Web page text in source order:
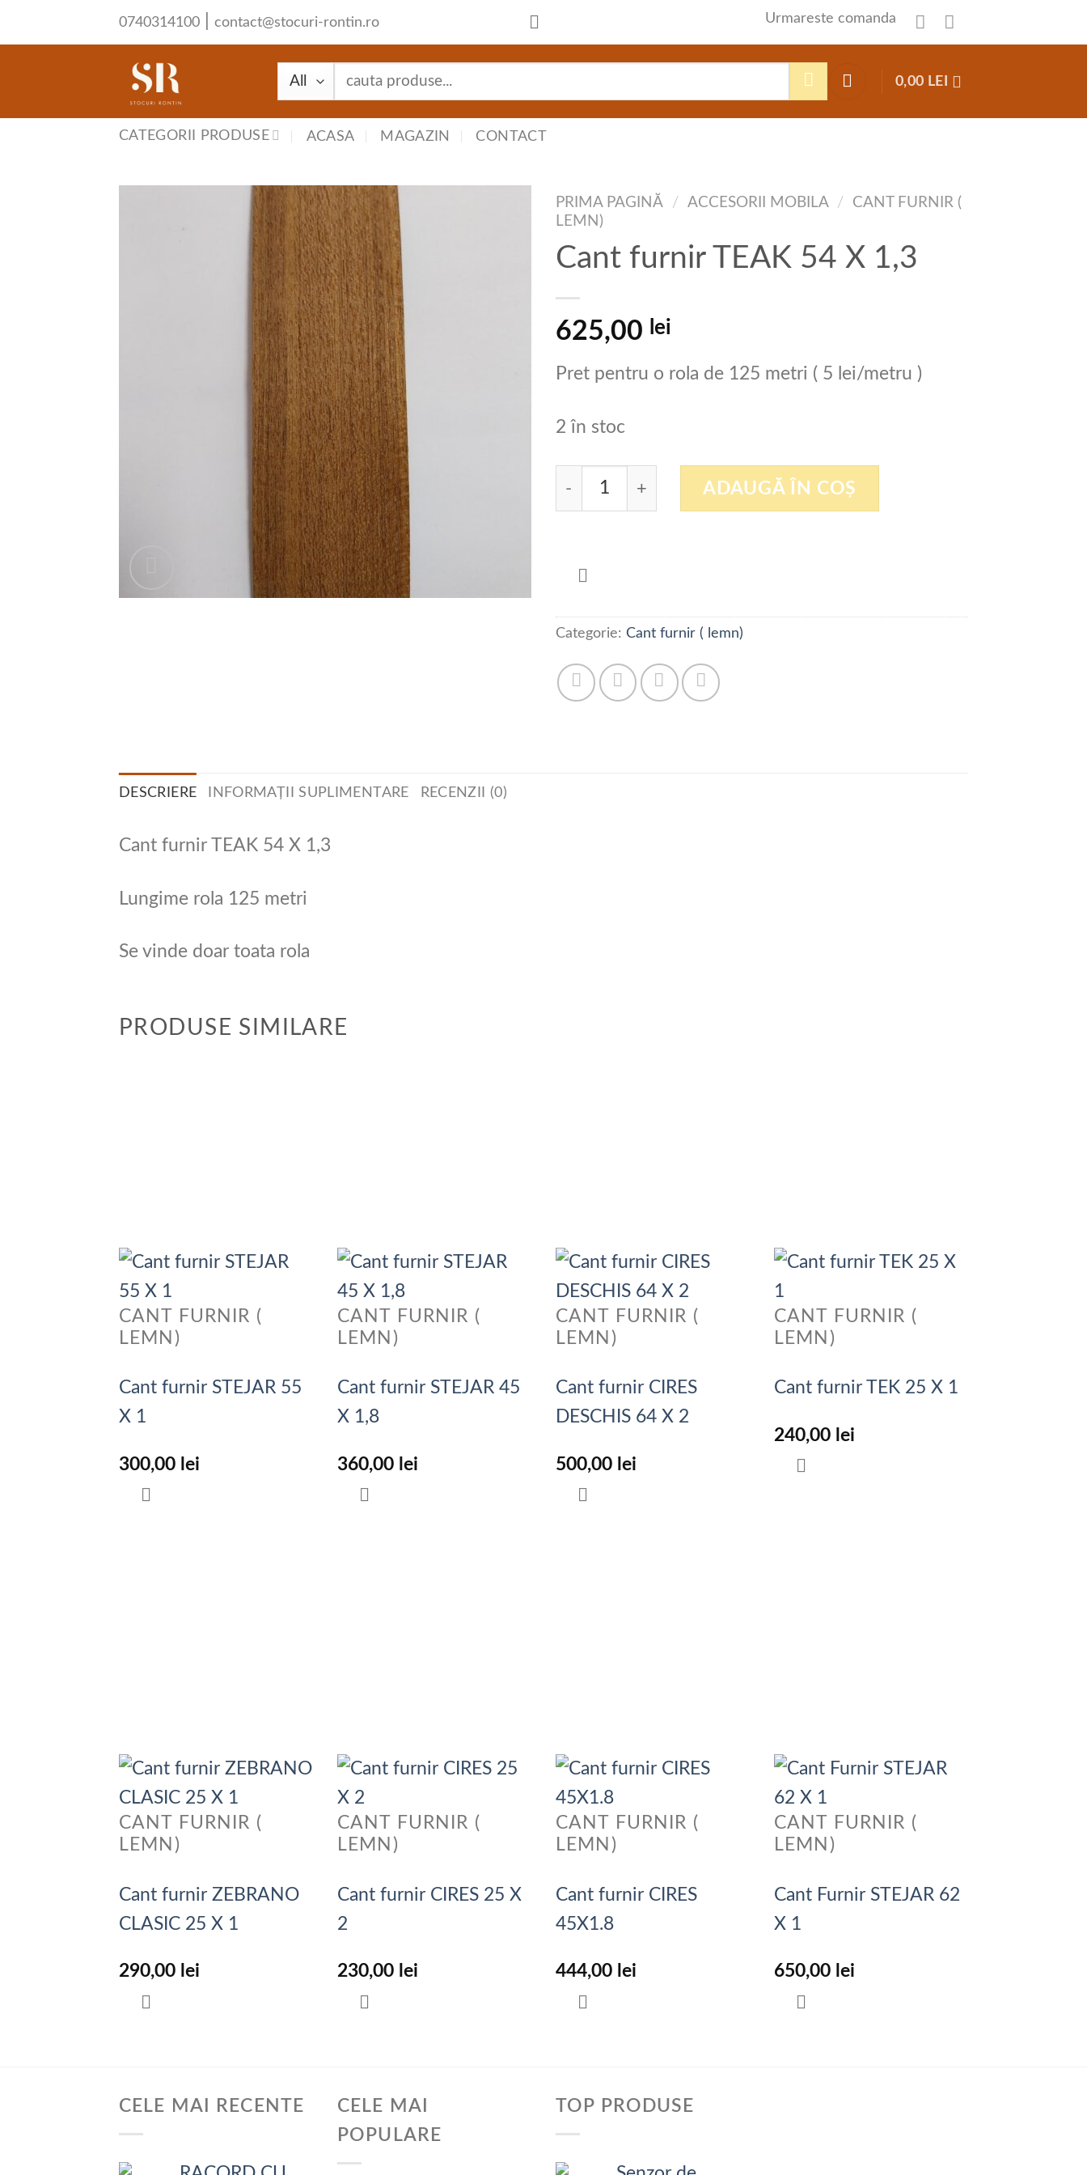
to
0740314100 contact@stocuri-rontin.ro Urmareste comanda
0,00 LEI
CATEGORII PRODUSE ACASA MAGAZIN CONTACT
PRIMA PAGINĂ / ACCESORII MOBILA /
CANT FURNIR (
LEMN)
Cant furnir TEAK 54 X 1,3
625,00 lei
Pret pentru o rola de 125 metri ( 5 lei/metru )
2 în stoc
Cantitate Cant furnir TEAK 54 X 1,3
ADAUGĂ ÎN COȘ
Categorie: Cant furnir ( lemn)
DESCRIERE INFORMAȚII SUPLIMENTARE RECENZII (0)
Cant furnir TEAK 54 X 1,3
Lungime rola 125 metri
Se vinde doar toata rola
PRODUSE SIMILARE
CANT FURNIR (
LEMN)
Cant furnir STEJAR 55
X 1
300,00 lei
CANT FURNIR (
LEMN)
Cant furnir STEJAR 45
X 1,8
360,00 lei
CANT FURNIR (
LEMN)
Cant furnir CIRES
DESCHIS 64 X 2
500,00 lei
CANT FURNIR (
LEMN)
Cant furnir TEK 25 X 1
240,00 lei
CANT FURNIR (
LEMN)
Cant furnir ZEBRANO
CLASIC 25 X 1
290,00 lei
CANT FURNIR (
LEMN)
Cant furnir CIRES 25 X
2
230,00 lei
CANT FURNIR (
LEMN)
Cant furnir CIRES
45X1.8
444,00 lei
CANT FURNIR (
LEMN)
Cant Furnir STEJAR 62
X 1
650,00 lei
CELE MAI RECENTE
CELE MAI
POPULARE
TOP PRODUSE